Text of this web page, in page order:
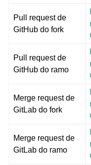
Pull request de
GitHub do fork
Pull request de
GitHub do ramo
Merge request de
GitLab do fork
Merge request de
GitLab do ramo